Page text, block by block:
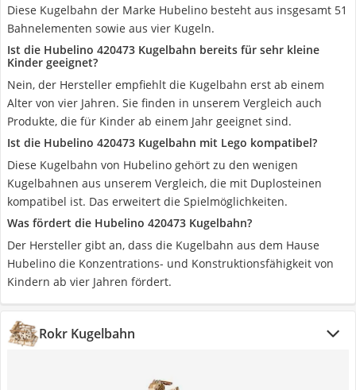
Diese Kugelbahn der Marke Hubelino besteht aus insgesamt 51
Bahnelementen sowie aus vier Kugeln.
Ist die Hubelino 420473 Kugelbahn bereits für sehr kleine
Kinder geeignet?
Nein, der Hersteller empfiehlt die Kugelbahn erst ab einem
Alter von vier Jahren. Sie finden in unserem Vergleich auch
Produkte, die für Kinder ab einem Jahr geeignet sind.
Ist die Hubelino 420473 Kugelbahn mit Lego kompatibel?
Diese Kugelbahn von Hubelino gehört zu den wenigen
Kugelbahnen aus unserem Vergleich, die mit Duplosteinen
kompatibel ist. Das erweitert die Spielmöglichkeiten.
Was fördert die Hubelino 420473 Kugelbahn?
Der Hersteller gibt an, dass die Kugelbahn aus dem Hause
Hubelino die Konzentrations- und Konstruktionsfähigkeit von
Kindern ab vier Jahren fördert.
Rokr Kugelbahn